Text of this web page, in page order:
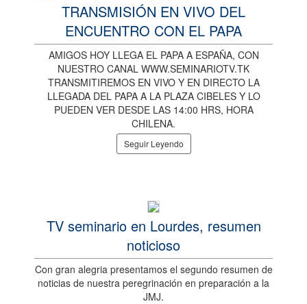
TRANSMISIÓN EN VIVO DEL
ENCUENTRO CON EL PAPA
AMIGOS HOY LLEGA EL PAPA A ESPAÑA, CON
NUESTRO CANAL WWW.SEMINARIOTV.TK
TRANSMITIREMOS EN VIVO Y EN DIRECTO LA
LLEGADA DEL PAPA A LA PLAZA CIBELES Y LO
PUEDEN VER DESDE LAS 14:00 HRS, HORA
CHILENA.
Seguir Leyendo
TV seminario en Lourdes, resumen
noticioso
Con gran alegria presentamos el segundo resumen de
noticias de nuestra peregrinación en preparación a la
JMJ.